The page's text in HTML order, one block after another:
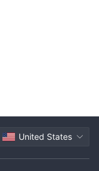
United States